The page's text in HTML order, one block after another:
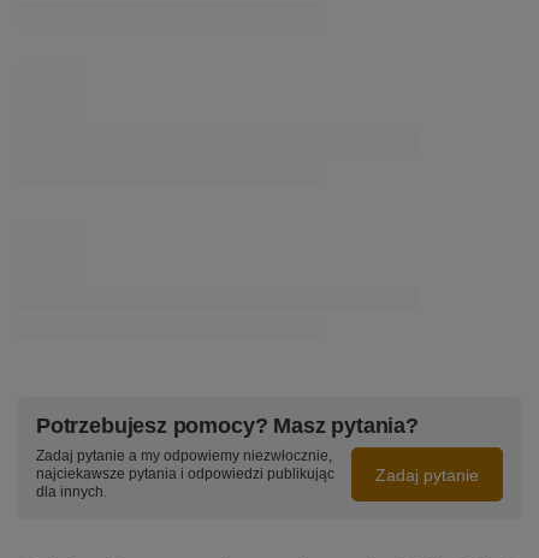
Potrzebujesz pomocy? Masz pytania?
Zadaj pytanie a my odpowiemy niezwłocznie,
najciekawsze pytania i odpowiedzi publikując
dla innych.
Zadaj pytanie